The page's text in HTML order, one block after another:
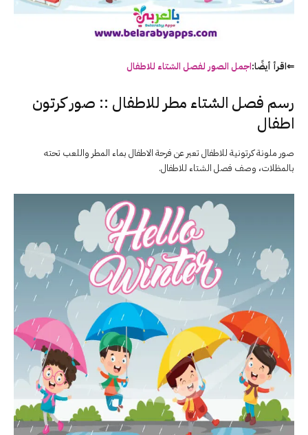
⇐اقرأ أيضًا:اجمل الصور لفصل الشتاء للاطفال
رسم فصل الشتاء مطر للاطفال :: صور كرتون
اطفال
صور ملونة كرتونية للاطفال تعبر عن فرحة الاطفال بماء المطر واللعب تحته
بالمظلات، وصف فصل الشتاء للاطفال.